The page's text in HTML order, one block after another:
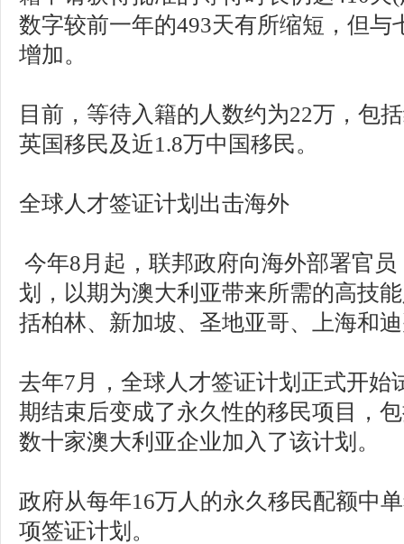
数字较前一年的493天有所缩短，但与
增加。
目前，等待入籍的人数约为22万，包
英国移民及近1.8万中国移民。
全球人才签证计划出击海外
今年8月起，联邦政府向海外部署官
划，以期为澳大利亚带来所需的高技
括柏林、新加坡、圣地亚哥、上海和
去年7月，全球人才签证计划正式开始
期结束后变成了永久性的移民项目，
数十家澳大利亚企业加入了该计划。
政府从每年16万人的永久移民配额中
项签证计划。